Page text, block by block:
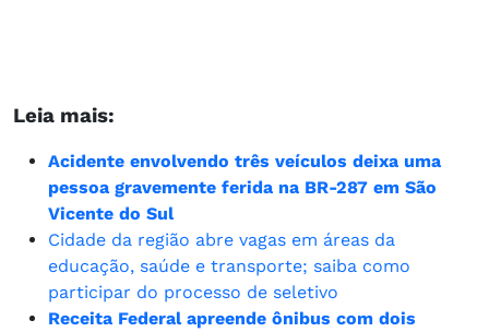
Leia mais:
Acidente envolvendo três veículos deixa uma
pessoa gravemente ferida na BR-287 em São
Vicente do Sul
Cidade da região abre vagas em áreas da
educação, saúde e transporte; saiba como
participar do processo de seletivo
Receita Federal apreende ônibus com dois